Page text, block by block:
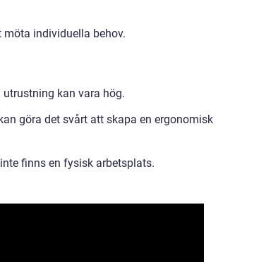
individuella behov.
kan vara hög.
göra det svårt att skapa en ergonomisk
finns en fysisk arbetsplats.